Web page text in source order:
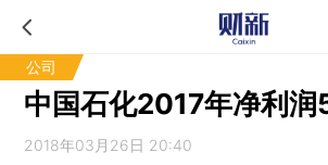
公司
中国石化2017年净利润
2018年03月26日 20:40